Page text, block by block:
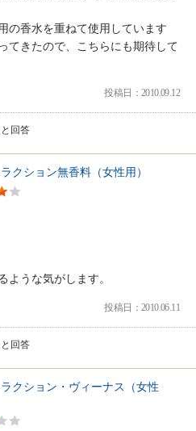
の香水を重ねて使用しています
てきたので、こちらにも期待して
投稿日：2010.09.12
回答
クション無香料（女性用）
ような気がします。
投稿日：2010.06.11
回答
クション・ヴィーナス（女性